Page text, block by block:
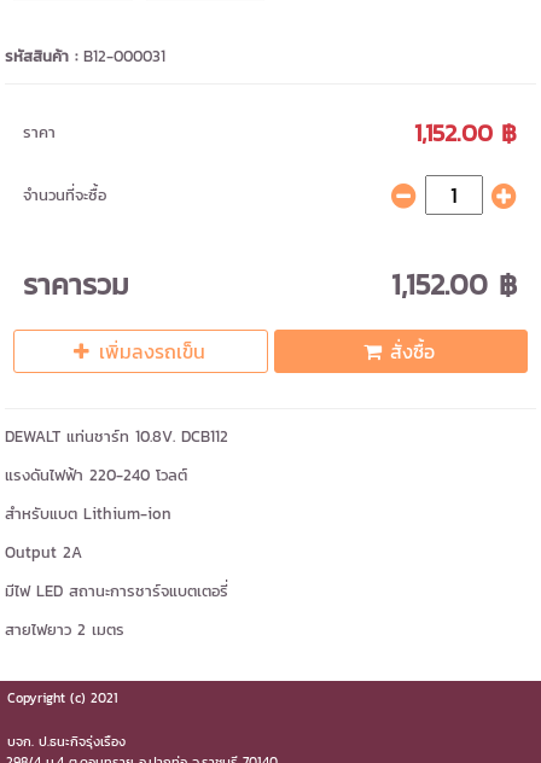
รหัสสินค้า :B12-000031
ราคา 1,152.00 ฿
จำนวนที่จะซื้อ
ราคารวม 1,152.00 ฿
เพิ่มลงรถเข็น สั่งซื้อ
DEWALT แท่นชาร์ท 10.8V. DCB112
แรงดันไฟฟ้า 220-240 โวลต์
สำหรับแบต Lithium-ion
Output 2A
มีไฟ LED สถานะการชาร์จแบตเตอรี่
สายไฟยาว 2 เมตร
Copyright (c) 2021
บจก.​ ป.ธนะกิจรุ่งเรือง